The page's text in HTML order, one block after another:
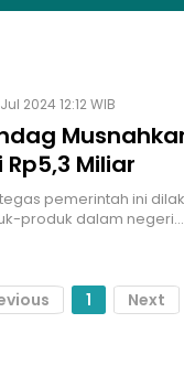
2024 12:12 WIB
Rp5,3 Miliar
pemerintah ini
produk dalam negeri…
1 Next